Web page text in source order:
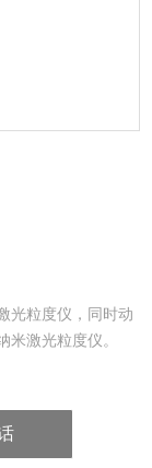
光粒度仪，同时动
激光粒度仪。